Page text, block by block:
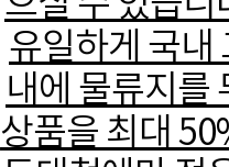
유일하게 국내
내에 물류지를
상품을 최대